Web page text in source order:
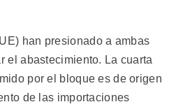
han presionado a ambas
el abastecimiento. La cuarta
por el bloque es de origen
de las importaciones